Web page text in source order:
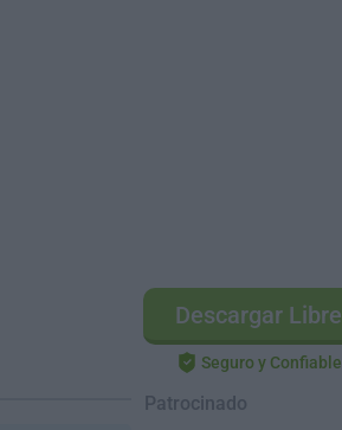
Descargar Libre
Seguro y Confiable
Patrocinado